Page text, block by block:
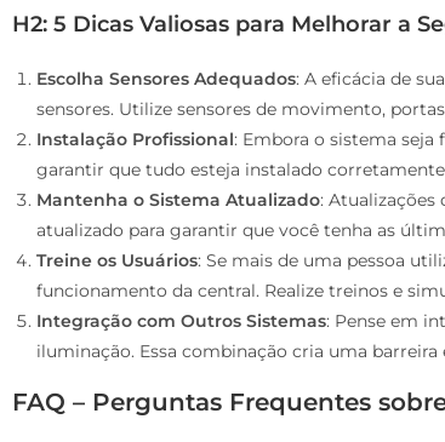
H2: 5 Dicas Valiosas para Melhorar a
Escolha Sensores Adequados: A eficácia de
sensores. Utilize sensores de movimento,
Instalação Profissional: Embora o sistema
garantir que tudo esteja instalado
Mantenha o Sistema Atualizado: Atualizações
atualizado para garantir que você tenha as
Treine os Usuários: Se mais de uma pessoa
funcionamento da central. Realize treinos e
Integração com Outros Sistemas: Pense em
iluminação. Essa combinação cria uma
FAQ – Perguntas Frequentes